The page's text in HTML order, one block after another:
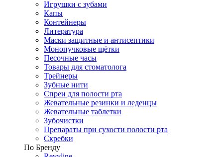
Игрушки с зубами
Капы
Контейнеры
Литература
Маски защитные и антисептики
Монопучковые щётки
Песочные часы
Товары для стоматолога
Трейнеры
Зубные нити
Спреи для полости рта
Жевательные резинки и леденцы
Жевательные таблетки
Зубочистки
Препараты при сухости полости рта
Скребки
По Бренду